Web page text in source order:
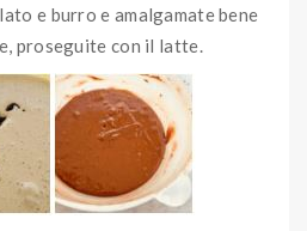
e burro e amalgamate bene
proseguite con il latte.